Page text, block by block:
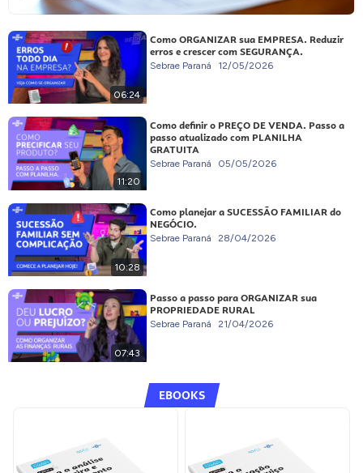
06:24
Como ORGANIZAR sua EMPRESA. Reduzir
erros e crescer com SEGURANÇA.
Sebrae Paraná 12/05/2026
11:20
Como definir o PREÇO DE VENDA. Passo a
passo atualizado com PLANILHA
GRATUITA
Sebrae Paraná 05/05/2026
10:28
Como planejar a SUCESSÃO FAMILIAR do
NEGÓCIO.
Sebrae Paraná 28/04/2026
07:43
Passo a passo para ORGANIZAR sua
PROPRIEDADE RURAL
Sebrae Paraná 21/04/2026
EBOOKS